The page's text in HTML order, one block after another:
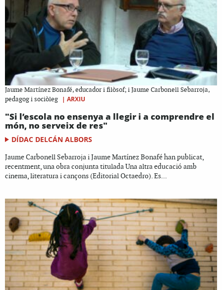
Jaume Martínez Bonafé, educador i filòsof; i Jaume Carbonell Sebarroja,
pedagog i sociòleg
| ARXIU
"Si l’escola no ensenya a llegir i a comprendre el
món, no serveix de res"
DÍDAC DELCÁN ALBORS
Jaume Carbonell Sebarroja i Jaume Martínez Bonafé han publicat,
recentment, una obra conjunta titulada Una altra educació amb
cinema, literatura i cançons (Editorial Octaedro). Es...